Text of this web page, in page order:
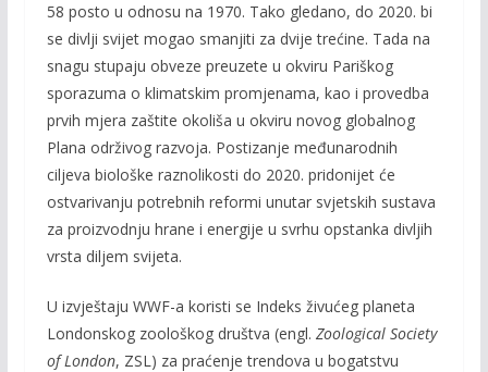
58 posto u odnosu na 1970. Tako gledano, do 2020. bi
se divlji svijet mogao smanjiti za dvije trećine. Tada na
snagu stupaju obveze preuzete u okviru Pariškog
sporazuma o klimatskim promjenama, kao i provedba
prvih mjera zaštite okoliša u okviru novog globalnog
Plana održivog razvoja. Postizanje međunarodnih
ciljeva biološke raznolikosti do 2020. pridonijet će
ostvarivanju potrebnih reformi unutar svjetskih sustava
za proizvodnju hrane i energije u svrhu opstanka divljih
vrsta diljem svijeta.
U izvještaju WWF-a koristi se Indeks živućeg planeta
Londonskog zoološkog društva (engl. Zoological Society
of London, ZSL) za praćenje trendova u bogatstvu